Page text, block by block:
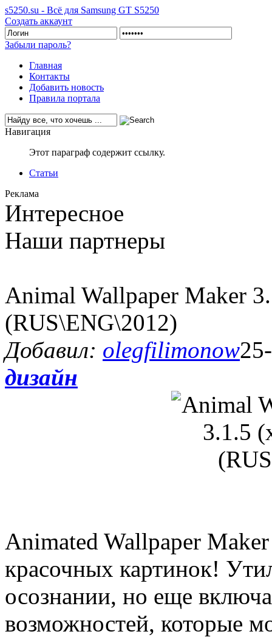
s5250.su - Всё для Samsung GT S5250
Создать аккаунт
Забыли пароль?
Главная
Контакты
Добавить новость
Правила портала
Навигация
Этот параграф содержит ссылку.
Статьи
Реклама
Интересное
Наши партнеры
Animal Wallpaper Maker
(RUS\ENG\2012)
Добавил: olegfilimonow
дизайн
Animated Wallpaper
красочных картинок!
осознании, но еще
возможностей, которые